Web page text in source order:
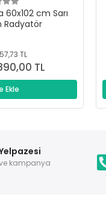
cm Sarı
Radyatör
TL
TL
Ekle
kampanya